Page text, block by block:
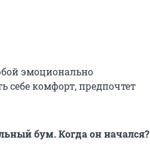
эмоционально
себе комфорт, предпочтет
бум. Когда он начался?